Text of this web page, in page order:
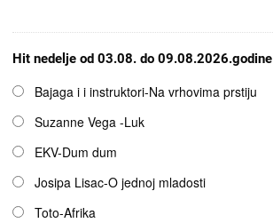
Hit nedelje od 03.08. do 09.08.2026.godine
OpcijeBajaga i i instruktori-Na vrhovima prstiju
Suzanne Vega -Luk
EKV-Dum dum
Josipa Lisac-O jednoj mladosti
Toto-Afrika